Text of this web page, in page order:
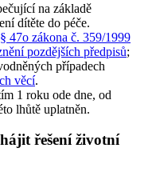
na základě
dítěte do péče.
47o zákona č. 359/1999
pozdějších předpisů;
případech
věcí.
1 roku ode dne, od
lhůtě uplatněn.
řešení životní